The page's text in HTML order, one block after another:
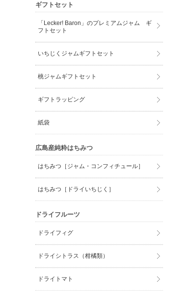
ギフトセット
「Lecker! Baron」のプレミアムジャム ギ
フトセット
いちじくジャムギフトセット
桃ジャムギフトセット
ギフトラッピング
紙袋
広島産純粋はちみつ
はちみつ［ジャム・コンフィチュール］
はちみつ［ドライいちじく］
ドライフルーツ
ドライフィグ
ドライシトラス（柑橘類）
ドライトマト